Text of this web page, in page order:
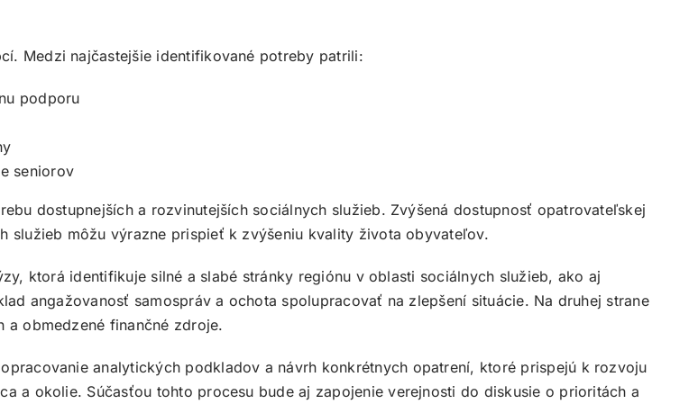
Medzi najčastejšie identifikované potreby patrili:
podporu
seniorov
dostupnejších a rozvinutejších sociálnych služieb. Zvýšená dostupnosť opatrovateľskej
služieb môžu výrazne prispieť k zvýšeniu kvality života obyvateľov.
ktorá identifikuje silné a slabé stránky regiónu v oblasti sociálnych služieb, ako aj
angažovanosť samospráv a ochota spolupracovať na zlepšení situácie. Na druhej strane
a obmedzené finančné zdroje.
analytických podkladov a návrh konkrétnych opatrení, ktoré prispejú k rozvoju
a okolie. Súčasťou tohto procesu bude aj zapojenie verejnosti do diskusie o prioritách a